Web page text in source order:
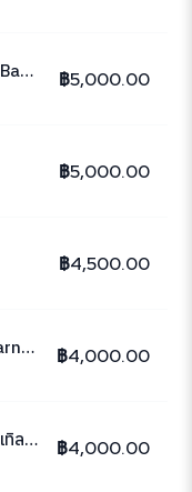
Grand China Hotel Bangkok ฿5,000.00
฿5,000.00
฿4,500.00
The Park Nine Suvarnabhumi ฿4,000.00
(ยกเลิก) บริษัท ภิรัชโทเทิลโซลูชั่นส์ จำกัด ฿4,000.00